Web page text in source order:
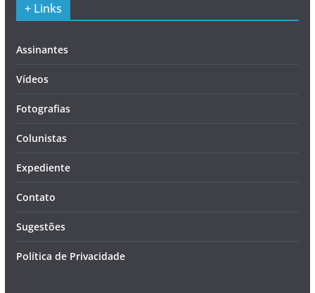
+ Links
Assinantes
Vídeos
Fotografias
Colunistas
Expediente
Contato
Sugestões
Política de Privacidade